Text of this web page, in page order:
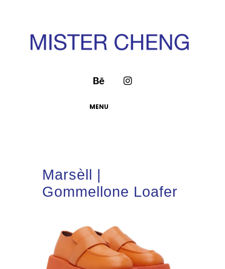
MENU
Marsèll |
Gommellone Loafer